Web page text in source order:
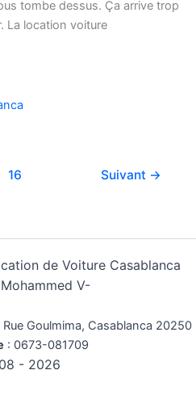
tombe dessus. Ça arrive trop
La location voiture
16 Suivant →
de Voiture Casablanca
V-
Goulmima, Casablanca 20250
: 0673-081709
- 2026